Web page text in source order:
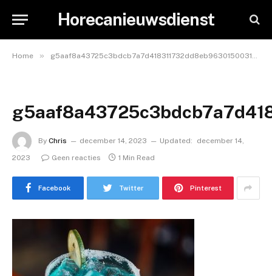
Horecanieuwsdienst
Home » g5aaf8a43725c3bdcb7a7d418311732dd8eb963015003150e3fc77167121d4629d3d4e51a232eecd0da00b692472a1f3beea1036f66096e82a5c38f93495622a2_640
By Chris december 14, 2023 Updated:
december 14,
2023
Geen reacties 1 Min Read
Facebook Twitter Pinterest